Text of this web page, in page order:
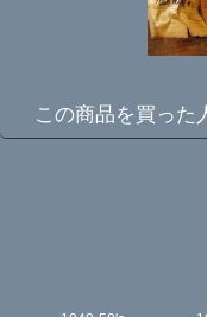
この商品を買った